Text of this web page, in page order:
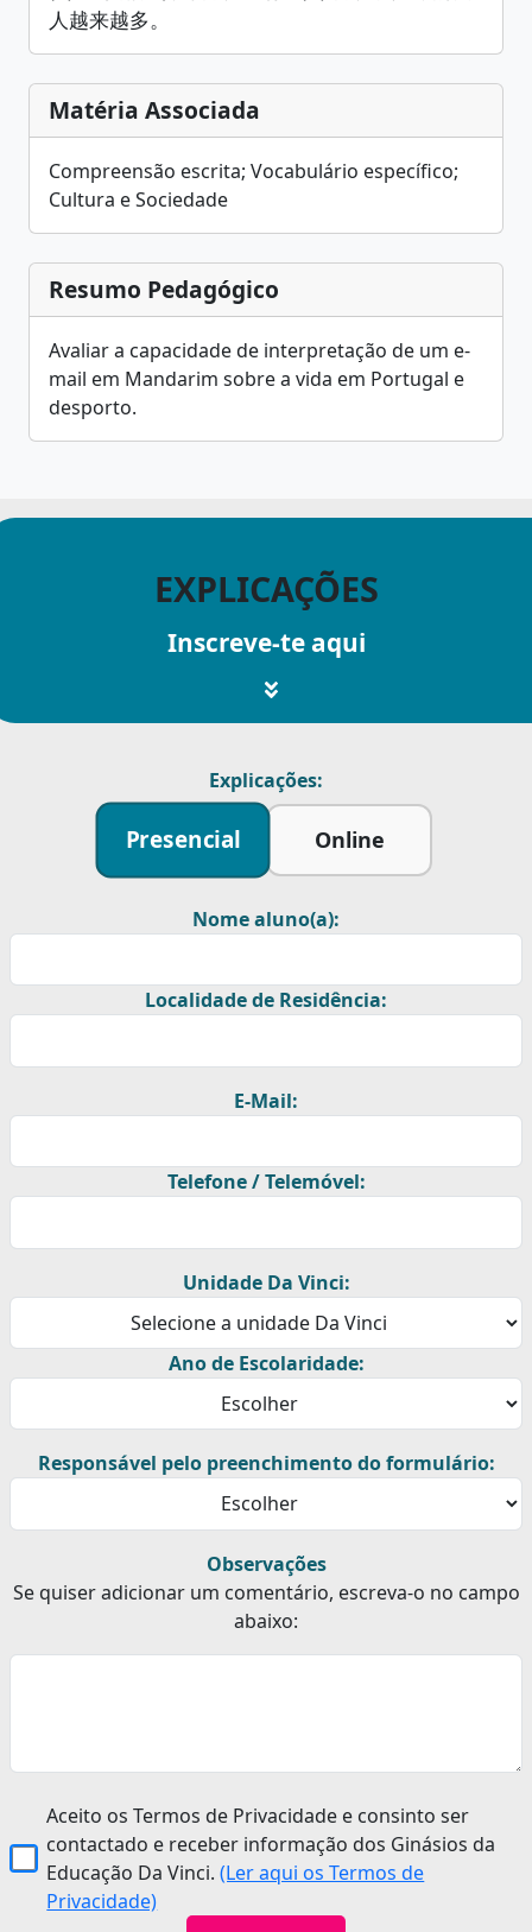
人越来越多。
Matéria Associada
Compreensão escrita; Vocabulário específico;
Cultura e Sociedade
Resumo Pedagógico
Avaliar a capacidade de interpretação de um e-
mail em Mandarim sobre a vida em Portugal e
desporto.
EXPLICAÇÕES
Inscreve-te aqui
Explicações:
Presencial Online
Nome aluno(a):
Localidade de Residência:
E-Mail:
Telefone / Telemóvel:
Unidade Da Vinci:
Ano de Escolaridade:
Responsável pelo preenchimento do formulário:
Observações
Se quiser adicionar um comentário, escreva-o no campo
abaixo:
Aceito os Termos de Privacidade e consinto ser
contactado e receber informação dos Ginásios da
Educação Da Vinci.(Ler aqui os Termos de
Privacidade)